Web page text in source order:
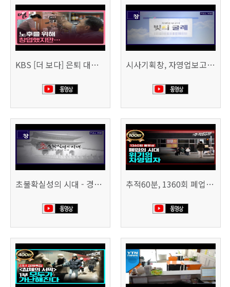
KBS [더 보다] 은퇴 대신 폐업 시사기획창, 자영업보고서 빚의 굴레 507회 (KBS 25.6.10)
초불확실성의 시대 - 경제를 구하라 494회 (KBS 25.2.11) 추적60분, 1360회 폐업의 시대, 위기의 자영업자